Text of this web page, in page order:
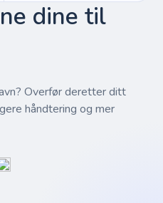
dine til
Overfør deretter ditt
håndtering og mer